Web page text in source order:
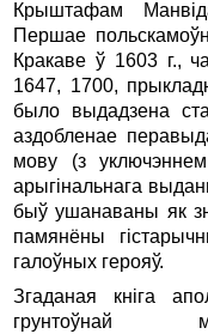
Крыштафам
Першае
Кракаве ў 1603 г.,
1647, 1700,
было выдадзена
аздобленае
мову (з уключэннем
арыгінальнага
быў ушанаваны як
памянёны
галоўных герояў.
Згаданая кніга
грунтоўнай